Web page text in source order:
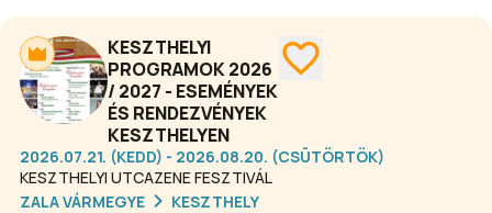
KESZTHELYI
PROGRAMOK 2026
/ 2027 - ESEMÉNYEK
ÉS RENDEZVÉNYEK
KESZTHELYEN
2026.07.21. (KEDD) - 2026.08.20. (CSÜTÖRTÖK)
KESZTHELYI UTCAZENE FESZTIVÁL
ZALA VÁRMEGYE
KESZTHELY